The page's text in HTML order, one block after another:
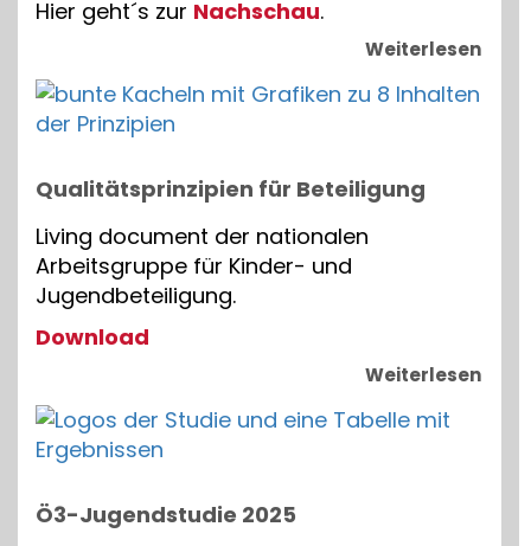
Hier geht´s zur Nachschau.
Weiterlesen
Qualitätsprinzipien für Beteiligung
Living document der nationalen
Arbeitsgruppe für Kinder- und
Jugendbeteiligung.
Download
Weiterlesen
Ö3-Jugendstudie 2025